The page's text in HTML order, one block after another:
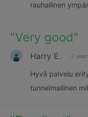
rauhallinen
"Very good"
Harry E. 2
Hyvä palvelu
tunnelmallinen